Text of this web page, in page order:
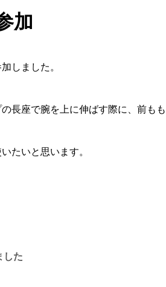
加
しました。
長座で腕を上に伸ばす際に、前も
たいと思います。
した